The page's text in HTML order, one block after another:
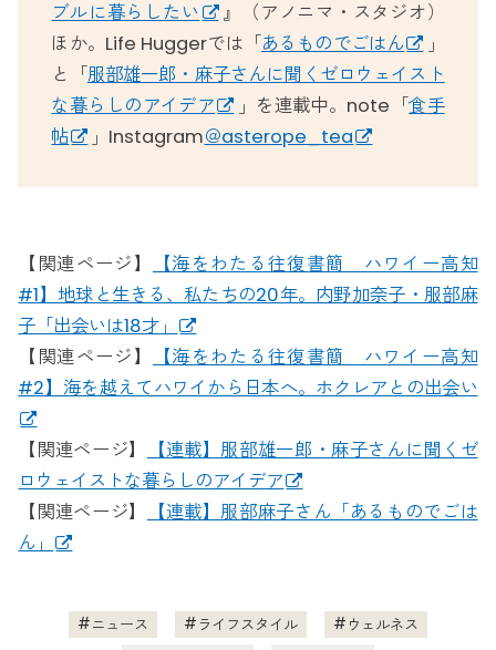
ブルに暮らしたい
』（アノニマ・スタジオ）
ほか。Life Huggerでは「あるものでごはん
」
と「服部雄一郎・麻子さんに聞くゼロウェイスト
な暮らしのアイデア
」を連載中。note「食手
帖
」Instagram＠asterope_tea
【関連ページ】
【海をわたる往復書簡 ハワイー高知
#1】地球と生きる、私たちの20年。内野加奈子・服部麻
子「出会いは18才」
【関連ページ】
【海をわたる往復書簡 ハワイー高知
#2】海を越えてハワイから日本へ。ホクレアとの出会い
【関連ページ】
【連載】服部雄一郎・麻子さんに聞くゼ
ロウェイストな暮らしのアイデア
【関連ページ】
【連載】服部麻子さん「あるものでごは
ん」
ニュース ライフスタイル
ウェルネス